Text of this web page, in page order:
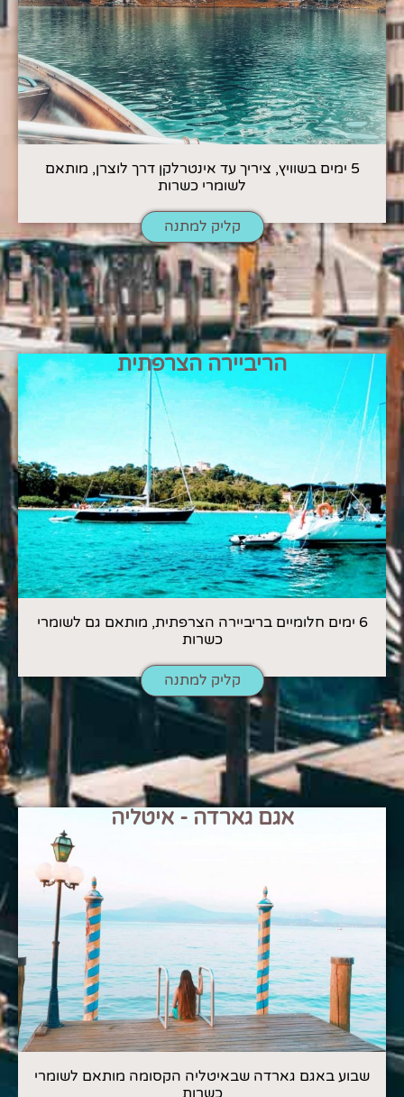
5 ימים בשוויץ, ציריך עד אינטרלקן דרך לוצרן, מותאם
לשומרי כשרות
קליק למתנה
הריביירה הצרפתית
6 ימים חלומיים בריביירה הצרפתית, מותאם גם לשומרי
כשרות
קליק למתנה
אגם גארדה - איטליה
שבוע באגם גארדה שבאיטליה הקסומה מותאם לשומרי